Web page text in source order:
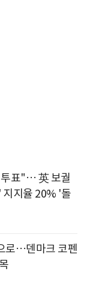
투표"… 英 보궐
지지율 20% '돌
로…덴마크 코펜